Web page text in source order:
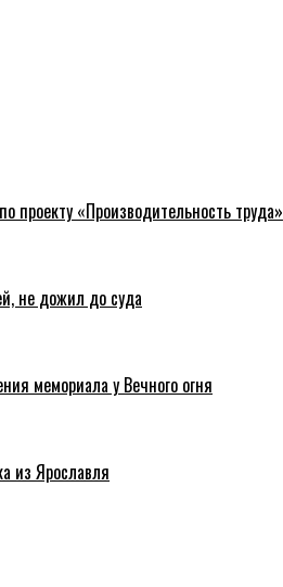
проекту «Производительность труда»
не дожил до суда
мемориала у Вечного огня
из Ярославля